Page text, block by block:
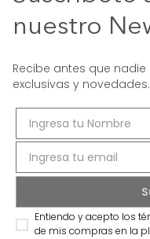
nuestro
Recibe antes que
exclusivas y novedades.
Entiendo y acepto los
de mis compras en la